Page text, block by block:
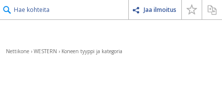
Hae kohteita Jaa ilmoitus
Nettikone › WESTERN › Koneen tyyppi ja kategoria